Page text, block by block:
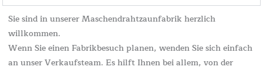
Sie sind in unserer Maschendrahtzaunfabrik herzlich
willkommen.
Wenn Sie einen Fabrikbesuch planen, wenden Sie sich einfach
an unser Verkaufsteam. Es hilft Ihnen bei allem, von der